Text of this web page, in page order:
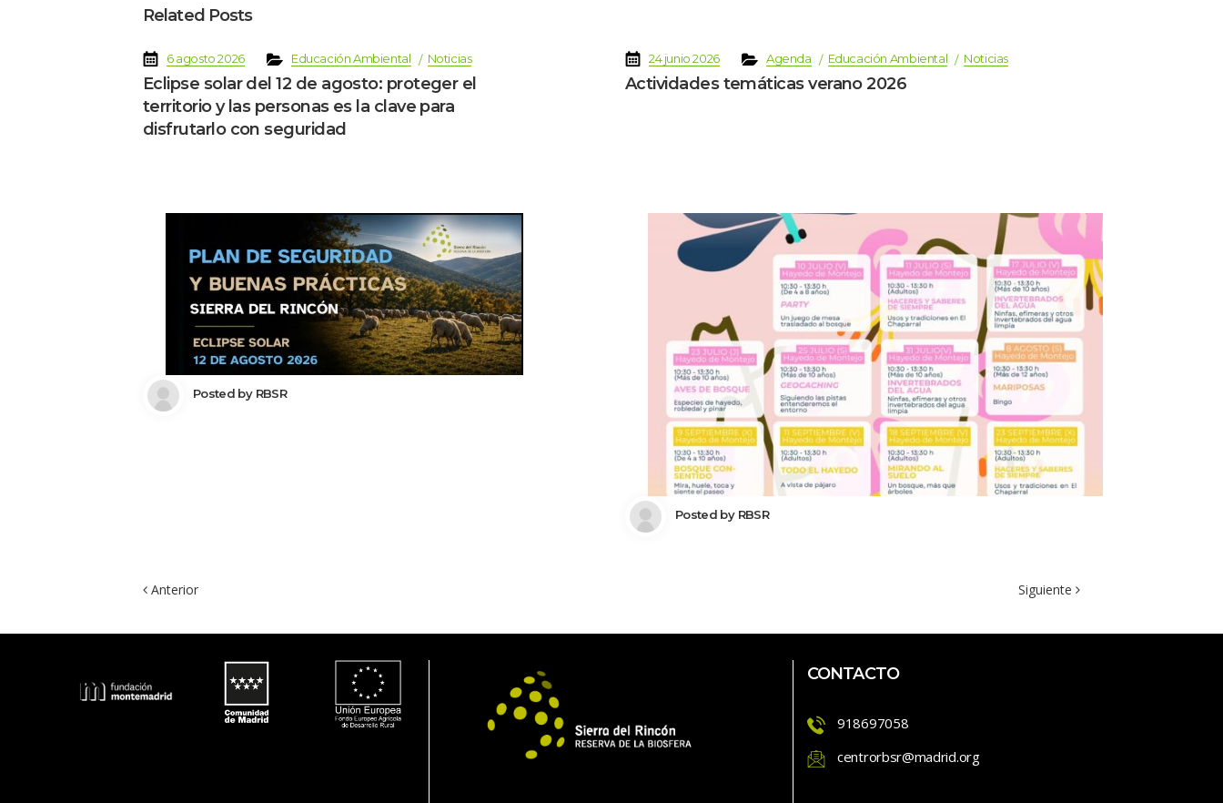
Related Post
6 agosto 2026 Educación Ambiental Noticia
Eclipse solar del 12 de agosto: proteger el
territorio y las personas es la clave para
disfrutarlo con seguridad
Posted by RBSR
24 junio 2026 Agenda Educación Ambiental Noticia
Actividades temáticas verano 2026
Posted by RBSR
Anterior Siguiente
CONTACTO
918697058
centrorbsr@madrid.org